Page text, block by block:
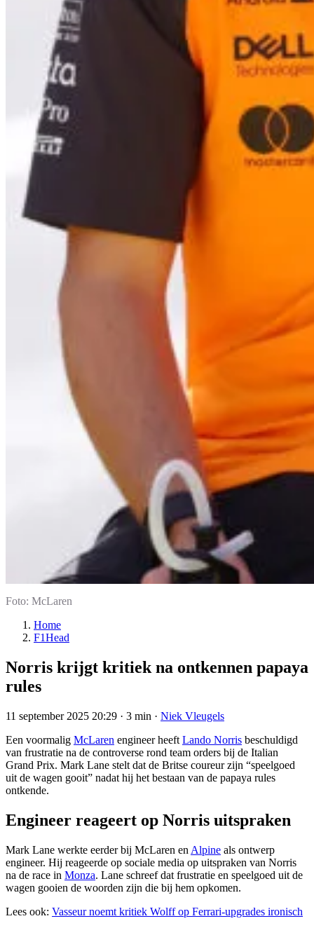
Foto: McLaren
Home
F1Head
Norris krijgt kritiek na ontkennen papaya
rules
11 september 2025 20:29 · 3 min · Niek Vleugels
Een voormalig McLaren engineer heeft Lando Norris beschuldigd
van frustratie na de controverse rond team orders bij de Italian
Grand Prix. Mark Lane stelt dat de Britse coureur zijn “speelgoed
uit de wagen gooit” nadat hij het bestaan van de papaya rules
ontkende.
Engineer reageert op Norris uitspraken
Mark Lane werkte eerder bij McLaren en Alpine als ontwerp
engineer. Hij reageerde op sociale media op uitspraken van Norris
na de race in Monza. Lane schreef dat frustratie en speelgoed uit de
wagen gooien de woorden zijn die bij hem opkomen.
Lees ook: Vasseur noemt kritiek Wolff op Ferrari-upgrades ironisch